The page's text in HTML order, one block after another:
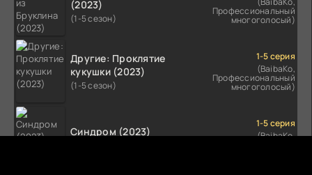
(2023)
(1-5 сезон)
Профессиональный
многоголосый)
Другие: Проклятие
кукушки (2023)
(1-5 сезон)
1-5 серия
(BaibaKo,
Профессиональный
многоголосый)
Синдром (2023)
1-5 серия
(BaibaKo,